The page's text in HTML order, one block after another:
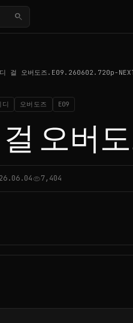
search
걸 오버도즈.E09.260602.720p-
디 오버도즈 E09
오버도
visibility7,404